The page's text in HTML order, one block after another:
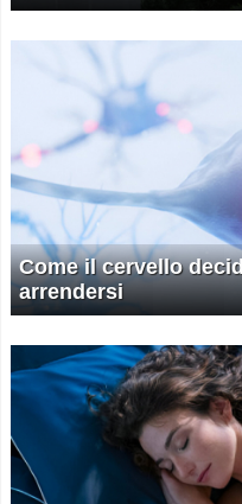
Come il cervello
arrendersi